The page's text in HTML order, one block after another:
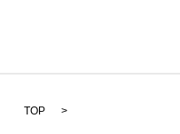
TOP >